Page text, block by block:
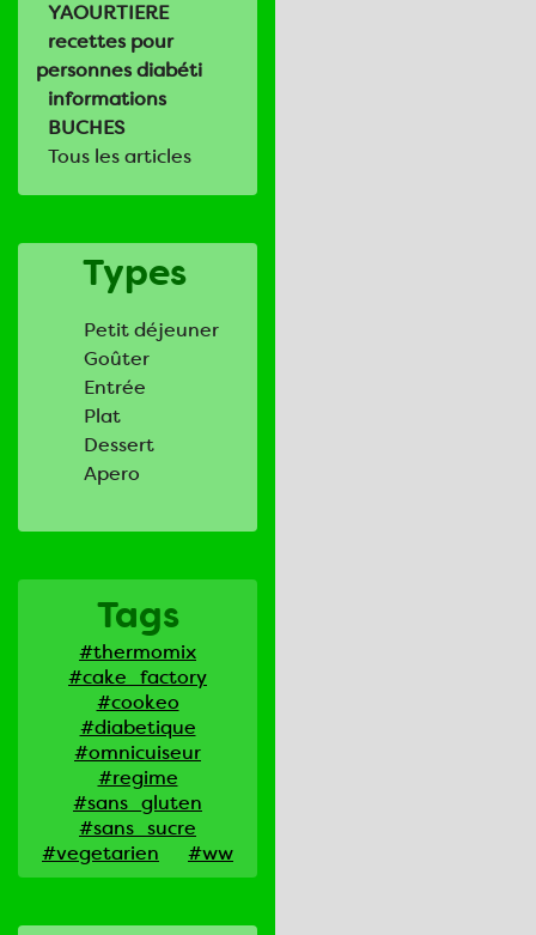
YAOURTIERE
recettes pour
personnes diabéti
informations
BUCHES
Tous les articles
Types
Petit déjeuner
Goûter
Entrée
Plat
Dessert
Apero
Tags
#thermomix
#cake_factory
#cookeo
#diabetique
#omnicuiseur
#regime
#sans_gluten
#sans_sucre
#vegetarien
#ww